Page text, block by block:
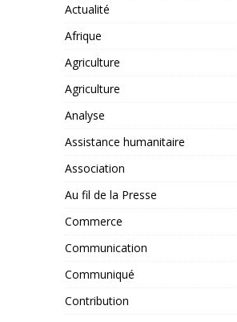
Actualité
Afrique
Agriculture
Agriculture
Analyse
Assistance humanitaire
Association
Au fil de la Presse
Commerce
Communication
Communiqué
Contribution